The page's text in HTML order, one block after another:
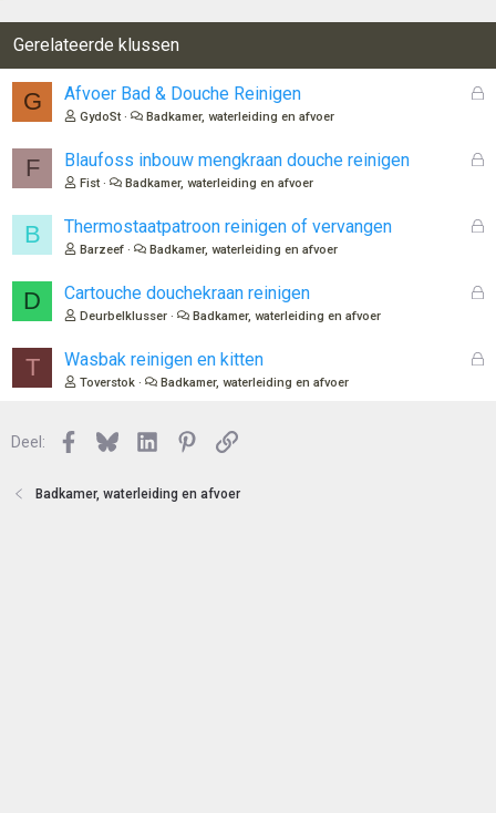
Gerelateerde klussen
G
G
n
Afvoer Bad & Douche Reinigen
GydoSt Badkamer, waterleiding en afvoer
F
G
n
Blaufoss inbouw mengkraan douche reinigen
Fist Badkamer, waterleiding en afvoer
B
G
n
Thermostaatpatroon reinigen of vervangen
Barzeef Badkamer, waterleiding en afvoer
D
G
Cartouche douchekraan reinigen
Deurbelklusser Badkamer, waterleiding en afvoer
T
G
Wasbak reinigen en kitten
Toverstok Badkamer, waterleiding en afvoer
Deel: Facebook
BlueskyLinkedInPinterest
Link
Badkamer, waterleiding en afvoer